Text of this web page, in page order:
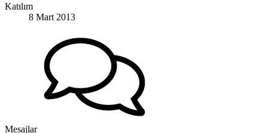
Katılım
8 Mart 2013
Mesajlar